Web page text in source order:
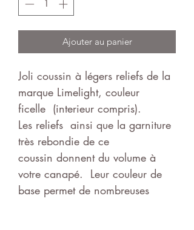
Ajouter au panier
Joli coussin à légers reliefs de la
marque Limelight, couleur
ficelle (interieur compris).
Les reliefs ainsi que la garniture
très rebondie de ce
coussin donnent du volume à
votre canapé. Leur couleur de
base permet de nombreuses